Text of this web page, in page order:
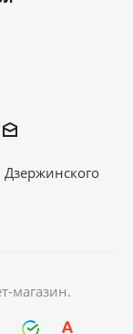
магазин.